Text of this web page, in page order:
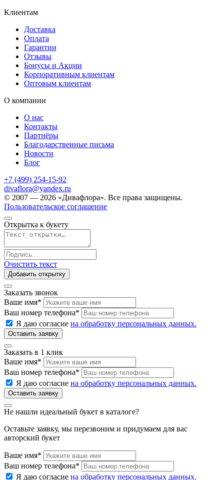
Клиентам
Доставка
Оплата
Гарантии
Отзывы
Бонусы и Акции
Корпоративным клиентам
Оптовым клиентам
О компании
О нас
Контакты
Партнёры
Благодарственные письма
Новости
Блог
+7 (499) 254-15-92
divaflora@yandex.ru
© 2007 — 2026 «Дивафлора». Все права защищены.
Пользовательское соглашение
Открытка к букету
Очистить текст
Добавить открытку
Заказать звонок
Ваше имя*
Ваш номер телефона*
Я даю согласие на обработку персональных данных.
Заказать в 1 клик
Ваше имя*
Ваш номер телефона*
Я даю согласие на обработку персональных данных.
Не нашли идеальный букет в каталоге?
Оставьте заявку, мы перезвоним и придумаем для вас
авторский букет
Ваше имя*
Ваш номер телефона*
Я даю согласие на обработку персональных данных.